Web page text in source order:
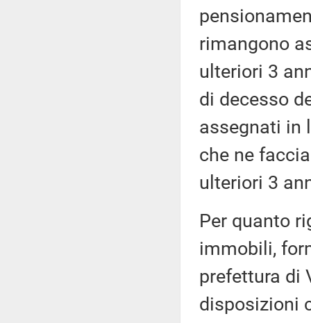
rimangono
ulteriori 3
di decesso
assegnati in
che ne
ulteriori 3
Per quanto
immobili,
prefettura di
disposizioni